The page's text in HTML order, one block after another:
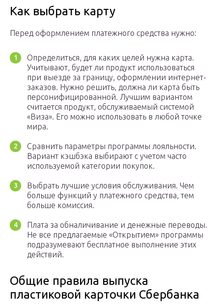
Как выбрать карту
Перед оформлением платежного средства нужно:
Определиться, для каких целей нужна карта.
Учитывают, будет ли продукт использоваться
при выезде за границу, оформлении интернет-
заказов. Нужно решить, должна ли карта быть
персонифицированной. Лучшим вариантом
считается продукт, обслуживаемый системой
«Виза». Его можно использовать в любой точке
мира.
Сравнить параметры программы лояльности.
Вариант кэшбэка выбирают с учетом часто
используемой категории покупок.
Выбрать лучшие условия обслуживания. Чем
больше функций у платежного средства, тем
больше комиссия.
Плата за обналичивание и денежные переводы.
Не все предлагаемые «Открытием» программы
подразумевают бесплатное выполнение этих
действий.
Общие правила выпуска
пластиковой карточки Сбербанка